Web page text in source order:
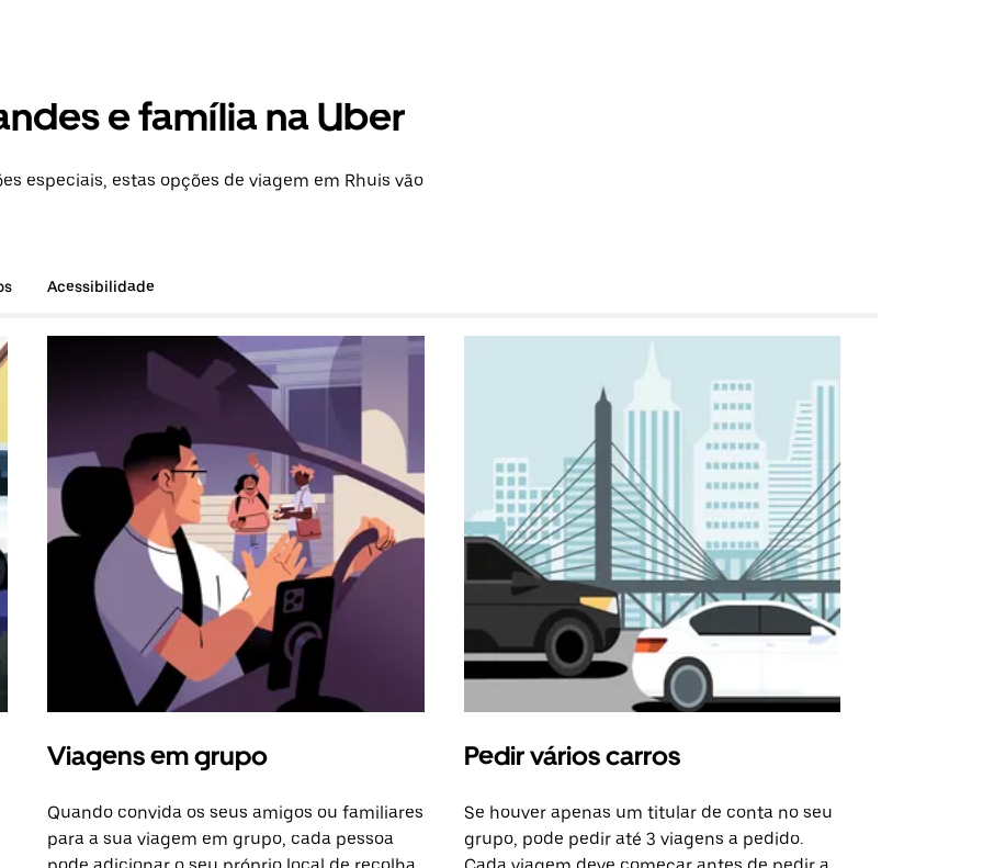
e família na Uber
especiais, estas opções de viagem em Rhuis vão
Acessibilidade
Viagens em grupo
Quando convida os seus amigos ou familiares
para a sua viagem em grupo, cada pessoa
Pedir vários carros
Se houver apenas um titular de conta no seu
grupo, pode pedir até 3 viagens a pedido.